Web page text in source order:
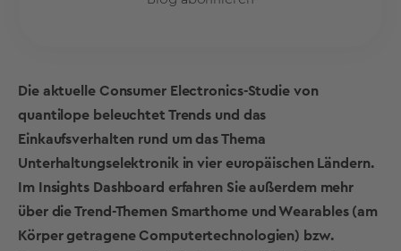
Die aktuelle Consumer Electronics-Studie von
quantilope beleuchtet Trends und das
Einkaufsverhalten rund um das Thema
Unterhaltungselektronik in vier europäischen Ländern.
Im Insights Dashboard erfahren Sie außerdem mehr
über die Trend-Themen Smarthome und Wearables (am
Körper getragene Computertechnologien) bzw.